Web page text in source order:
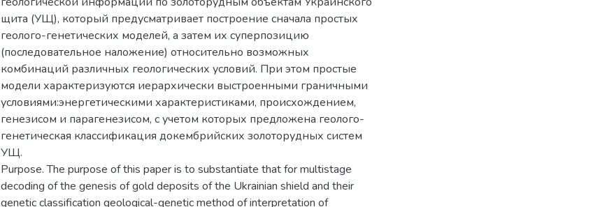
щита (УЩ), который предусматривает построение сначала простых
геолого-генетических моделей, а затем их суперпозицию
(последовательное наложение) относительно возможных
комбинаций различных геологических условий. При этом простые
модели характеризуются иерархически выстроенными граничными
условиями:энергетическими характеристиками, происхождением,
генезисом и парагенезисом, с учетом которых предложена геолого-
генетическая классификация докембрийских золоторудных систем
УЩ.
Purpose. The purpose of this paper is to substantiate that for multistage
decoding of the genesis of gold deposits of the Ukrainian shield and their
genetic classification geological-genetic method of interpretation of